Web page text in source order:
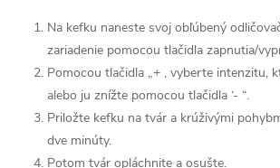
Na kefku naneste svoj obľúbený
zariadenie pomocou tlačidla zapnutia/
Pomocou tlačidla „+ ‚ vyberte intenzitu,
alebo ju znížte pomocou tlačidla ‘- “.
Priložte kefku na tvár a krúživými
dve minúty.
Potom tvár opláchnite a osušte.